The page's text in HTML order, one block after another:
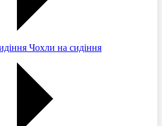
Чохли на сидіння